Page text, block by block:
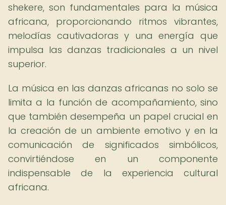
shekere, son fundamentales para la música
africana, proporcionando ritmos vibrantes,
melodías cautivadoras y una energía que
impulsa las danzas tradicionales a un nivel
superior.
La música en las danzas africanas no solo se
limita a la función de acompañamiento, sino
que también desempeña un papel crucial en
la creación de un ambiente emotivo y en la
comunicación de significados simbólicos,
convirtiéndose en un componente
indispensable de la experiencia cultural
africana.